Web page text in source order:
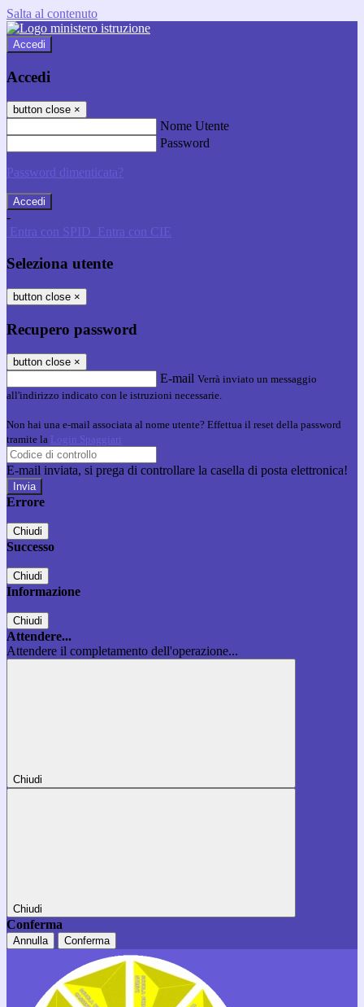
Salta al contenuto
Accedi
Accedi
button close ×
Nome Utente
Password
Password dimenticata?
-
Entra con SPID Entra con CIE
Seleziona utente
button close ×
Recupero password
button close ×
E-mail Verrà inviato un messaggio
all'indirizzo indicato con le istruzioni necessarie.
Non hai una e-mail associata al nome utente? Effettua il reset della password
tramite la Login Spaggiari
E-mail inviata, si prega di controllare la casella di posta elettronica!
Errore
Chiudi
Successo
Chiudi
Informazione
Chiudi
Attendere...
Attendere il completamento dell'operazione...
Chiudi
Chiudi
Conferma
Annulla Conferma